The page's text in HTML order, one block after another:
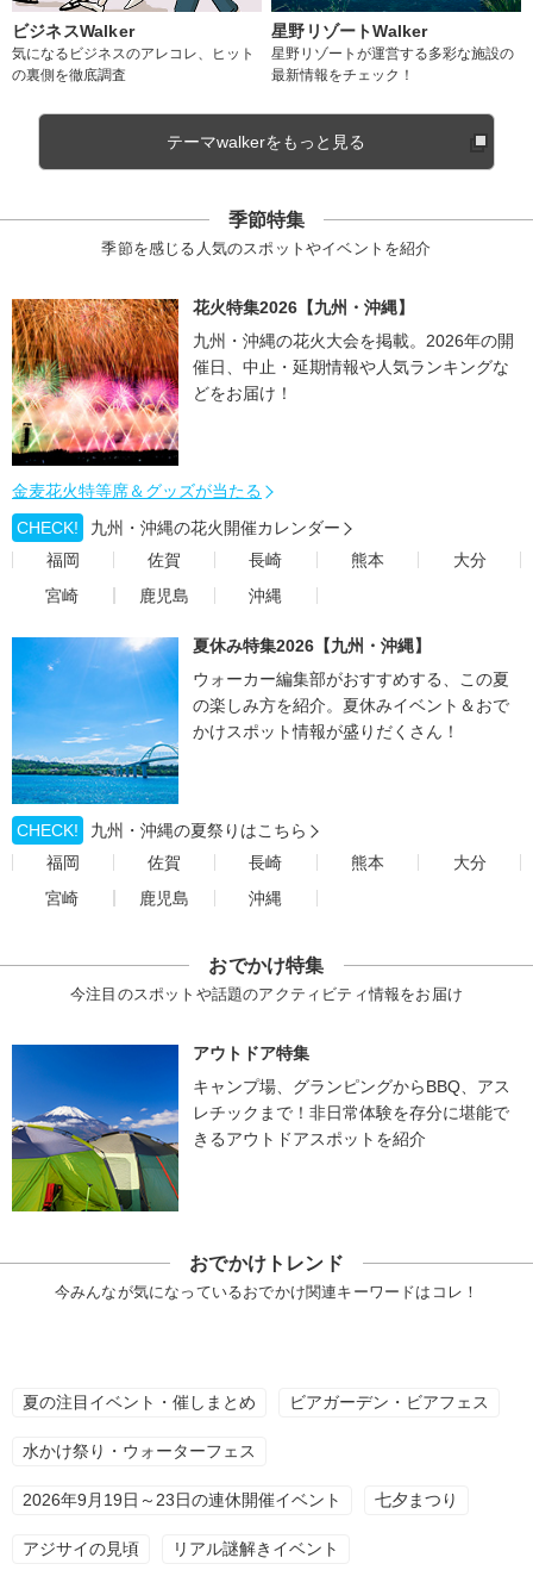
ビジネスWalker
気になるビジネスのアレコレ、ヒット
の裏側を徹底調査
星野リゾートWalker
星野リゾートが運営する多彩な施設の
最新情報をチェック！
テーマwalkerをもっと見る
季節特集
季節を感じる人気のスポットやイベントを紹介
花火特集2026【九州・沖縄】
九州・沖縄の花火大会を掲載。2026年の開
催日、中止・延期情報や人気ランキングな
どをお届け！
金麦花火特等席＆グッズが当たる
CHECK!
九州・沖縄の花火開催カレンダー
福岡
佐賀 長崎 熊本
大分
宮崎
鹿児島 沖縄
夏休み特集2026【九州・沖縄】
ウォーカー編集部がおすすめする、この夏
の楽しみ方を紹介。夏休みイベント＆おで
かけスポット情報が盛りだくさん！
CHECK!
九州・沖縄の夏祭りはこちら
福岡
佐賀 長崎 熊本
大分
宮崎
鹿児島 沖縄
おでかけ特集
今注目のスポットや話題のアクティビティ情報をお届け
アウトドア特集
キャンプ場、グランピングからBBQ、アス
レチックまで！非日常体験を存分に堪能で
きるアウトドアスポットを紹介
おでかけトレンド
今みんなが気になっているおでかけ関連キーワードはコレ！
夏の注目イベント・催しまとめ ビアガーデン・ビアフェス
水かけ祭り・ウォーターフェス
2026年9月19日～23日の連休開催イベント 七夕まつり
アジサイの見頃 リアル謎解きイベント